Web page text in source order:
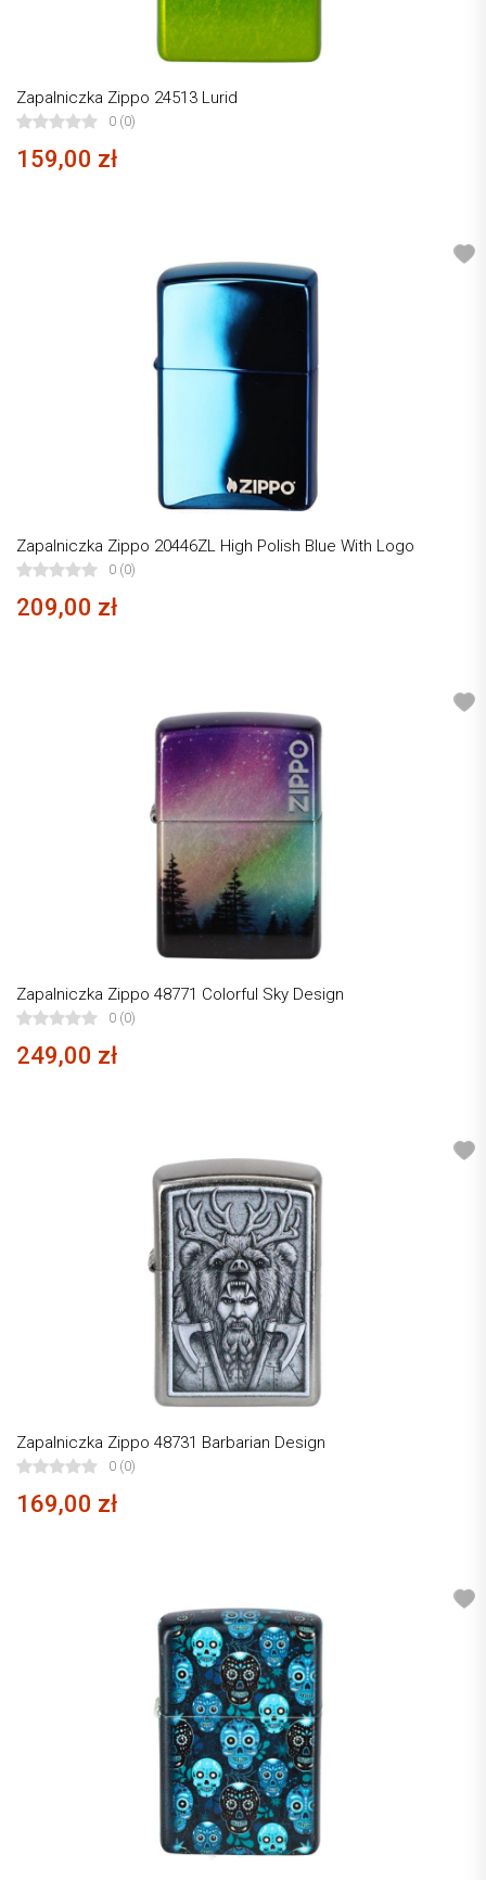
Zapalniczka Zippo 24513 Lurid
0 (0)
159,00 zł
Zapalniczka Zippo 20446ZL High Polish Blue With Logo
0 (0)
209,00 zł
Zapalniczka Zippo 48771 Colorful Sky Design
0 (0)
249,00 zł
Zapalniczka Zippo 48731 Barbarian Design
0 (0)
169,00 zł